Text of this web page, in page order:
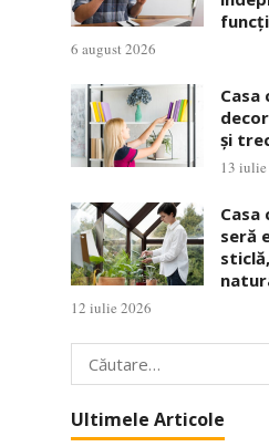
6 august 2026
și
13
seră
12 iulie 2026
Caută
după:
Ultimele Articole